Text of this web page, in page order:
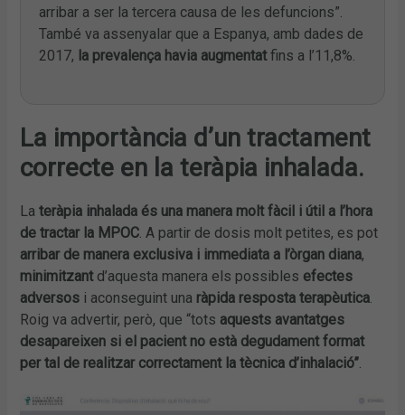
arribar a ser la tercera causa de les defuncions”.
També va assenyalar que a Espanya, amb dades de
2017, la prevalença havia augmentatfins a l’11,8%.
La importància d’un tractament
correcte en la teràpia inhalada.
Lateràpia inhalada és una manera molt fàcil i útil a l’hora
de tractar la MPOC. A partir de dosis molt petites, es pot
arribar de manera exclusiva i immediata a l’òrgan diana,
minimitzantd’aquesta manera els possibles efectes
adversos i aconseguint una ràpida resposta terapèutica.
Roig va advertir, però, que “tots aquests avantatges
desapareixen si el pacient no està degudament format
per tal de realitzar correctament la tècnica d’inhalació”.